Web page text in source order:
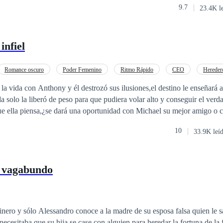
esos encuentros un alivio temporal para sus heridas. Anna es una joven llena
en una relación con un novio que vive a su costa, tocando el violín en
cinismo de sus relaciones pasajeras; ella, con una luz de esperanza
que el amor puede surgir de los lugares más inesperados y
pueden sanar de formas sorprendentes.
9.7 23.4K
infiel
Romance oscuro Poder Femenino Ritmo Rápido CEO
vida con Anthony y él destrozó sus ilusiones,el destino le enseñará
que
ella piensa,¿se dará una oportunidad con Michael su mejor amigo o
10 33.9K
y sólo Alessandro conoce a la madre de su esposa falsa quien le